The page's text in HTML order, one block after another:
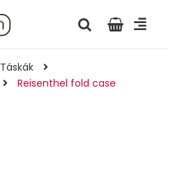
Táskák
Reisenthel fold case